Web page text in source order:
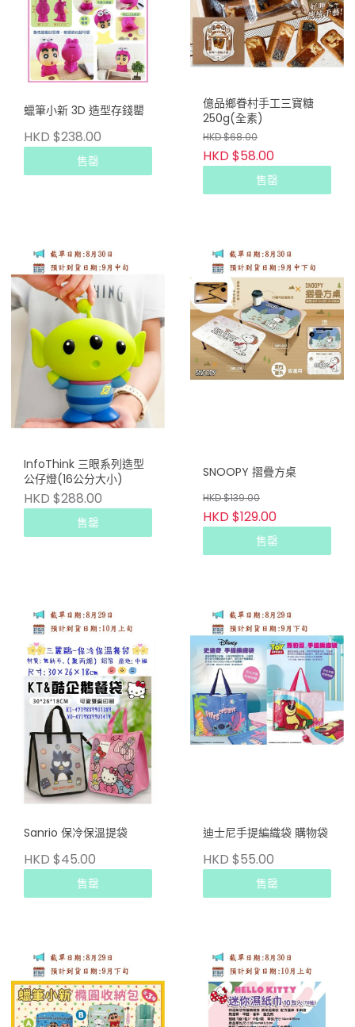
蠟筆小新 3D 造型存錢罌
HKD $238.00
售罄
億品鄉眷村手工三寶糖
250g(全素)
HKD $68.00
HKD $58.00
售罄
InfoThink 三眼系列造型
公仔燈(16公分大小)
HKD $288.00
售罄
SNOOPY 摺疊方桌
HKD $139.00
HKD $129.00
售罄
Sanrio 保冷保溫提袋
HKD $45.00
售罄
迪士尼手提編織袋 購物袋
HKD $55.00
售罄